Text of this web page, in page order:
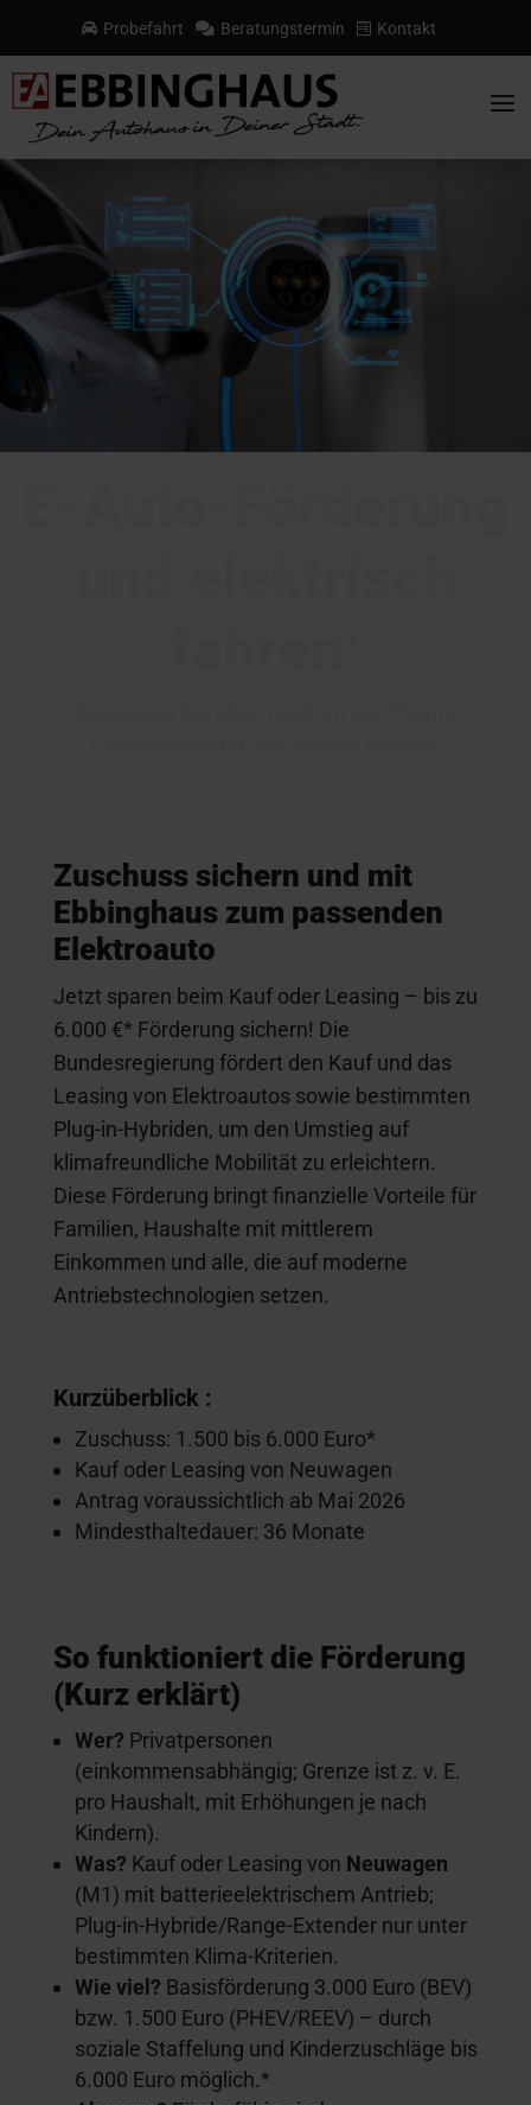
 Probefahrt  Beratungstermin  Kontakt
a
Zuschuss sichern und mit
Ebbinghaus zum passenden
Elektroauto
Jetzt sparen beim Kauf oder Leasing – bis zu
6.000 €* Förderung sichern! Die
Bundesregierung fördert den Kauf und das
Leasing von Elektroautos sowie bestimmten
Plug-in-Hybriden, um den Umstieg auf
klimafreundliche Mobilität zu erleichtern.
Diese Förderung bringt finanzielle Vorteile für
Familien, Haushalte mit mittlerem
Einkommen und alle, die auf moderne
Antriebstechnologien setzen.
Kurzüberblick :
Zuschuss: 1.500 bis 6.000 Euro*
Kauf oder Leasing von Neuwagen
Antrag voraussichtlich ab Mai 2026
Mindesthaltedauer: 36 Monate
So funktioniert die Förderung
(Kurz erklärt)
Wer? Privatpersonen
(einkommensabhängig; Grenze ist z. v. E.
pro Haushalt, mit Erhöhungen je nach
Kindern).
Was? Kauf oder Leasing von Neuwagen
(M1) mit batterieelektrischem Antrieb;
Plug-in-Hybride/Range-Extender nur unter
bestimmten Klima-Kriterien.
Wie viel? Basisförderung 3.000 Euro (BEV)
bzw. 1.500 Euro (PHEV/REEV) – durch
soziale Staffelung und Kinderzuschläge bis
6.000 Euro möglich.*